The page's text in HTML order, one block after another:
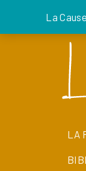
La
LA